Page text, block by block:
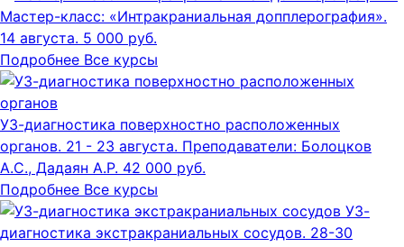
Мастер-класс: «Интракраниальная допплерография».
14 августа. 5 000 руб.
Подробнее Все курсы
УЗ-диагностика поверхностно расположенных
органов. 21 - 23 августа. Преподаватели: Болоцков
А.С., Дадаян А.Р. 42 000 руб.
Подробнее Все курсы
УЗ-
диагностика экстракраниальных сосудов. 28-30